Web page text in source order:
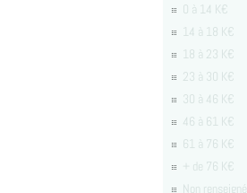
0 à 14 K€
14 à 18 K€
18 à 23 K€
23 à 30 K€
30 à 46 K€
46 à 61 K€
61 à 76 K€
+ de 76 K€
Non renseigné